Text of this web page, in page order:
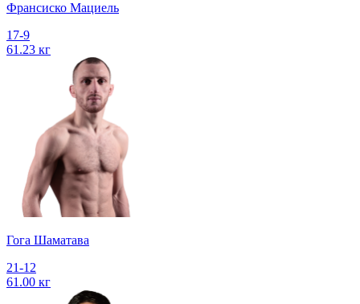
Франсиско Мациель
17-9
61.23 кг
Гога Шаматава
21-12
61.00 кг